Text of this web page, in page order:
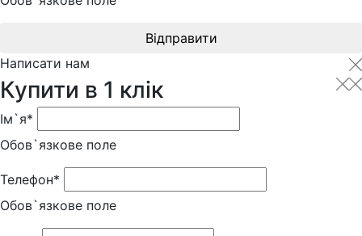
Відправити
Написати нам
Купити в 1 клік
Ім`я*
Обов`язкове поле
Телефон*
Обов`язкове поле